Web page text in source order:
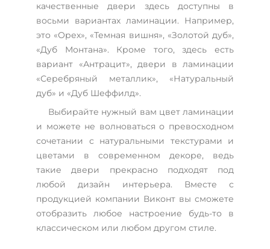
качественные двери здесь доступны в
восьми вариантах ламинации. Например,
это «Орех», «Темная вишня», «Золотой дуб»,
«Дуб Монтана». Кроме того, здесь есть
вариант «Антрацит», двери в ламинации
«Серебряный металлик», «Натуральный
дуб» и «Дуб Шеффилд».
Выбирайте нужный вам цвет ламинации
и можете не волноваться о превосходном
сочетании с натуральными текстурами и
цветами в современном декоре, ведь
такие двери прекрасно подходят под
любой дизайн интерьера. Вместе с
продукцией компании Виконт вы сможете
отобразить любое настроение будь-то в
классическом или любом другом стиле.